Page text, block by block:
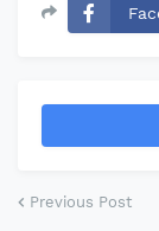
Previous Post